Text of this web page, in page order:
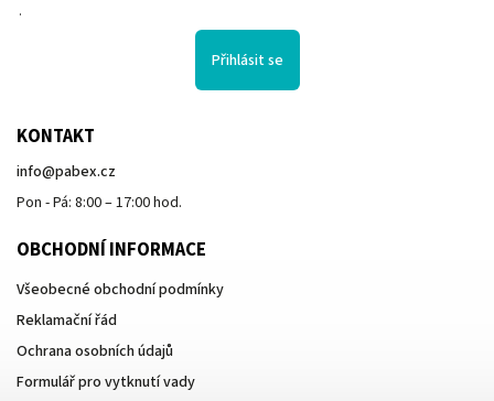
.
Přihlásit se
KONTAKT
info@pabex.cz
Pon - Pá: 8:00 – 17:00 hod.
OBCHODNÍ INFORMACE
Všeobecné obchodní podmínky
Reklamační řád
Ochrana osobních údajů
Formulář pro vytknutí vady